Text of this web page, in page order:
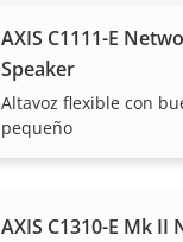
AXIS C1111-E
Speaker
Altavoz flexible con
pequeño
AXIS C1310-E Mk